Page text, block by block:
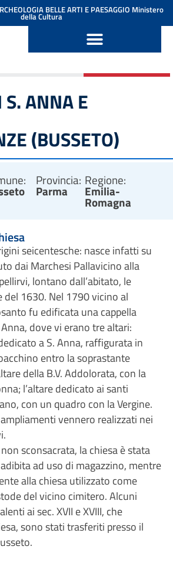
BELLE ARTI E PAESAGGIO Ministero
della Cultura
S. ANNA E
(BUSSETO)
Provincia:
Parma
Regione:
Emilia-
Romagna
seicentesche: nasce infatti su
dai Marchesi Pallavicino alla
lontano dall’abitato, le
1630. Nel 1790 vicino al
fu edificata una cappella
dove vi erano tre altari:
a S. Anna, raffigurata in
entro la soprastante
della B.V. Addolorata, con la
l’altare dedicato ai santi
con un quadro con la Vergine.
vennero realizzati nei
sconsacrata, la chiesa è stata
ad uso di magazzino, mentre
alla chiesa utilizzato come
del vicino cimitero. Alcuni
ai sec. XVII e XVIII, che
sono stati trasferiti presso il